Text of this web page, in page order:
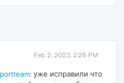
Feb 2, 2023, 2:26 PM
: уже исправили что